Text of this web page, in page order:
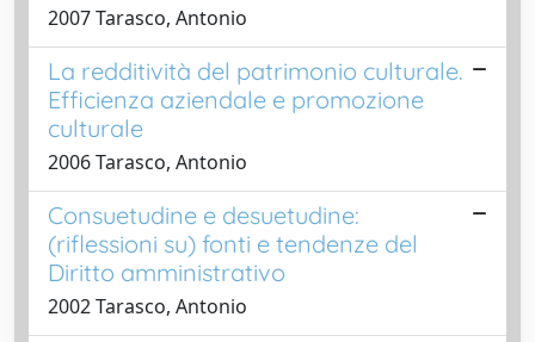
2007 Tarasco, Antonio
La redditività del patrimonio culturale.
Efficienza aziendale e promozione
culturale
2006 Tarasco, Antonio
Consuetudine e desuetudine:
(riflessioni su) fonti e tendenze del
Diritto amministrativo
2002 Tarasco, Antonio